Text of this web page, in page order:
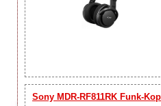
Sony MDR-RF811RK Funk-